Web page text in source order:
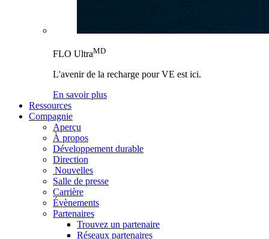
FLO UltraMD
L'avenir de la recharge pour VE est ici.
En savoir plus
Ressources
Compagnie
Aperçu
À propos
Développement durable
Direction
Nouvelles
Salle de presse
Carrière
Évènements
Partenaires
Trouvez un partenaire
Réseaux partenaires